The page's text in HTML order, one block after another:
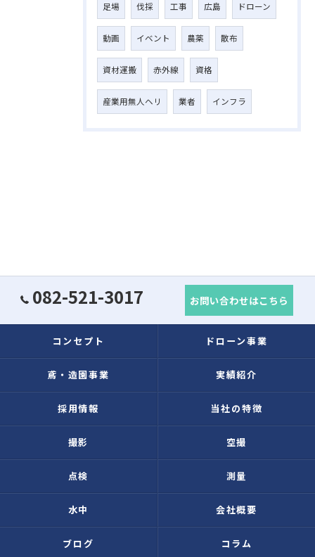
足場 伐採 工事 広島 ドローン
動画 イベント 農薬 散布
資材運搬 赤外線 資格
産業用無人ヘリ 業者 インフラ
082-521-3017 お問い合わせはこちら
コンセプト ドローン事業
鳶・造園事業 実績紹介
採用情報 当社の特徴
撮影 空撮
点検 測量
水中 会社概要
ブログ コラム